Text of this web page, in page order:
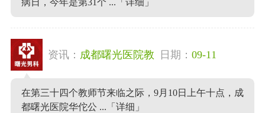
资讯： 成都曙光医院教 日期： 09-11
在第三十四个教师节来临之际，9月10日上午十点，成
都曙光医院华佗公 ... 「详细」